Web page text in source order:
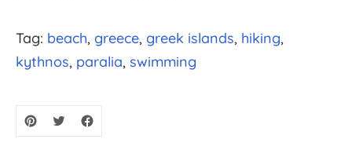
Tag: beach greece greek islands hiking
kythnos paralia swimming